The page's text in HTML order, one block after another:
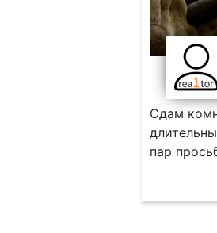
Сдам
пар